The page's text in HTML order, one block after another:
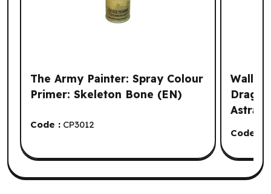
The Army Painter: Spray Colour
Primer: Skeleton Bone (EN)
Code : CP3012
Wall
Astral
Code :